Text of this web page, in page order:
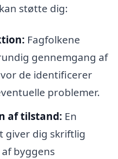
støtte dig:
Fagfolkene
gennemgang af
de identificerer
problemer.
af tilstand: En
giver dig skriftlig
byggens